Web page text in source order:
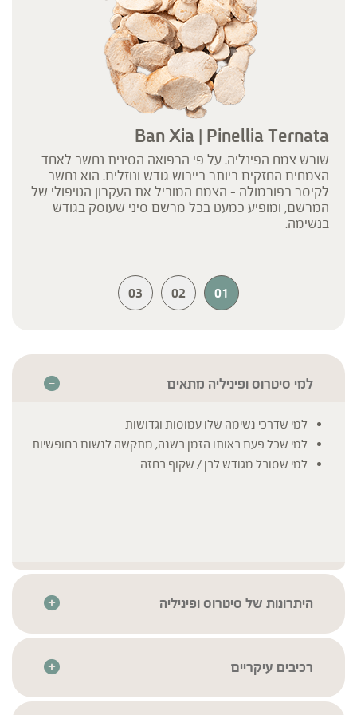
Ban Xia | Pinellia Ternata
שורש צמח הפינליה. על פי הרפואה הסינית נחשב לאחד
הצמחים החזקים ביותר בייבוש גודש ונוזלים. הוא נחשב
לקיסר בפורמולה – הצמח המוביל את העקרון הטיפולי של
המרשם, ומופיע כמעט בכל מרשם סיני שעוסק בגודש
בנשימה.
01
02
03
למי סיטרוס ופיניליה מתאים
למי שדרכי נשימה שלו עמוסות וגדושות
למי שכל פעם באותו הזמן בשנה, מתקשה לנשום בחופשיות
למי שסובל מגודש לבן / שקוף בחזה
היתרונות של סיטרוס ופיניליה
הצמח באופן טבעי ואיכותי
רבות
רכיבים עיקריים